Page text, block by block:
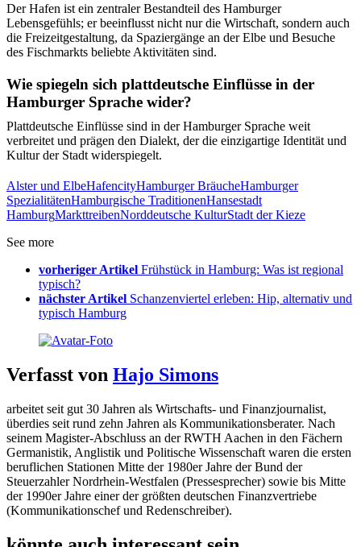
Der Hafen ist ein zentraler Bestandteil des Hamburger
Lebensgefühls; er beeinflusst nicht nur die Wirtschaft, sondern auch
die Freizeitgestaltung, da Spaziergänge an der Elbe und Besuche
des Fischmarkts beliebte Aktivitäten sind.
Wie spiegeln sich plattdeutsche Einflüsse in der
Hamburger Sprache wider?
Plattdeutsche Einflüsse sind in der Hamburger Sprache weit
verbreitet und prägen den Dialekt, der die einzigartige Identität und
Kultur der Stadt widerspiegelt.
Alster und ElbeHafencityHamburger BräucheHamburger
SpezialitätenHamburgische TraditionenHansestadt
HamburgMarkttreibenNorddeutsche KulturStadt der Kieze
See more
vorheriger Artikel Frühstück in Hamburg: Was ist regional
typisch?
nächster Artikel Schanzenviertel erleben: Hip, alternativ und
typisch Hamburg
Verfasst von Hajo Simons
arbeitet seit gut 30 Jahren als Wirtschafts- und Finanzjournalist,
überdies seit rund zehn Jahren als Kommunikationsberater. Nach
seinem Magister-Abschluss an der RWTH Aachen in den Fächern
Germanistik, Anglistik und Politische Wissenschaft waren die ersten
beruflichen Stationen Mitte der 1980er Jahre der Bund der
Steuerzahler Nordrhein-Westfalen (Pressesprecher) sowie bis Mitte
der 1990er Jahre einer der größten deutschen Finanzvertriebe
(Kommunikationschef und Redenschreiber).